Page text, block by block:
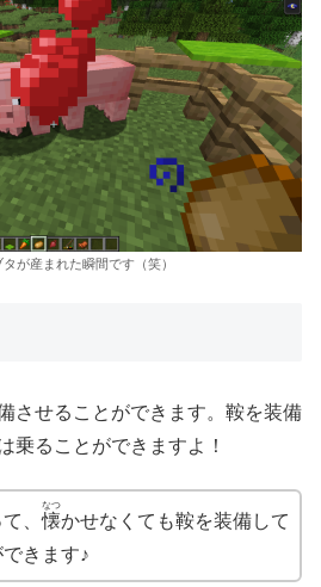
が産まれた瞬間です（笑）
させることができます。鞍を装備
乗ることができますよ！
て、懐
なつ
かせなくても鞍を装備して
きます♪